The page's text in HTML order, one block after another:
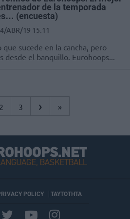
de la temporada
(encuesta)
ABR/19 15:11
sucede en la cancha, pero
desde el banquillo. Eurohoops...
2 3 › »
POLICY ΤΑΥΤΟΤΗΤΑ